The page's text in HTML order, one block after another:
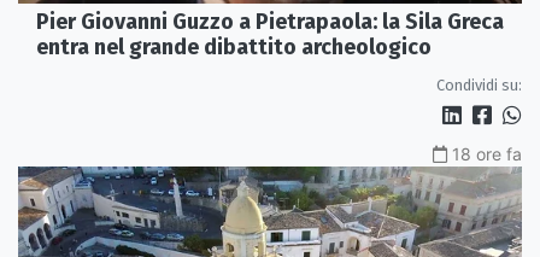
Pier Giovanni Guzzo a Pietrapaola: la Sila Greca
entra nel grande dibattito archeologico
Condividi su:
18 ore fa